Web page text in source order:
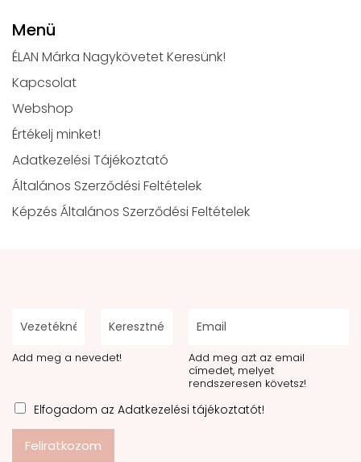
Menü
ÉLAN Márka Nagykövetet Keresünk!
Kapcsolat
Webshop
Értékelj minket!
Adatkezelési Tájékoztató
Általános Szerződési Feltételek
Képzés Általános Szerződési Feltételek
Add meg a nevedet!
Add meg azt az email
címedet, melyet
rendszeresen követsz!
Elfogadom az Adatkezelési tájékoztatót!
Feliratkozom